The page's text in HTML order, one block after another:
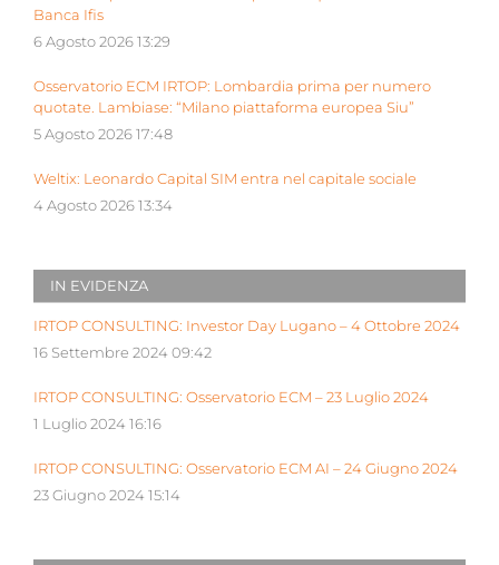
Banca Ifis
6 Agosto 2026 13:29
Osservatorio ECM IRTOP: Lombardia prima per numero
quotate. Lambiase: “Milano piattaforma europea Siu”
5 Agosto 2026 17:48
Weltix: Leonardo Capital SIM entra nel capitale sociale
4 Agosto 2026 13:34
IN EVIDENZA
IRTOP CONSULTING: Investor Day Lugano – 4 Ottobre 2024
16 Settembre 2024 09:42
IRTOP CONSULTING: Osservatorio ECM – 23 Luglio 2024
1 Luglio 2024 16:16
IRTOP CONSULTING: Osservatorio ECM AI – 24 Giugno 2024
23 Giugno 2024 15:14